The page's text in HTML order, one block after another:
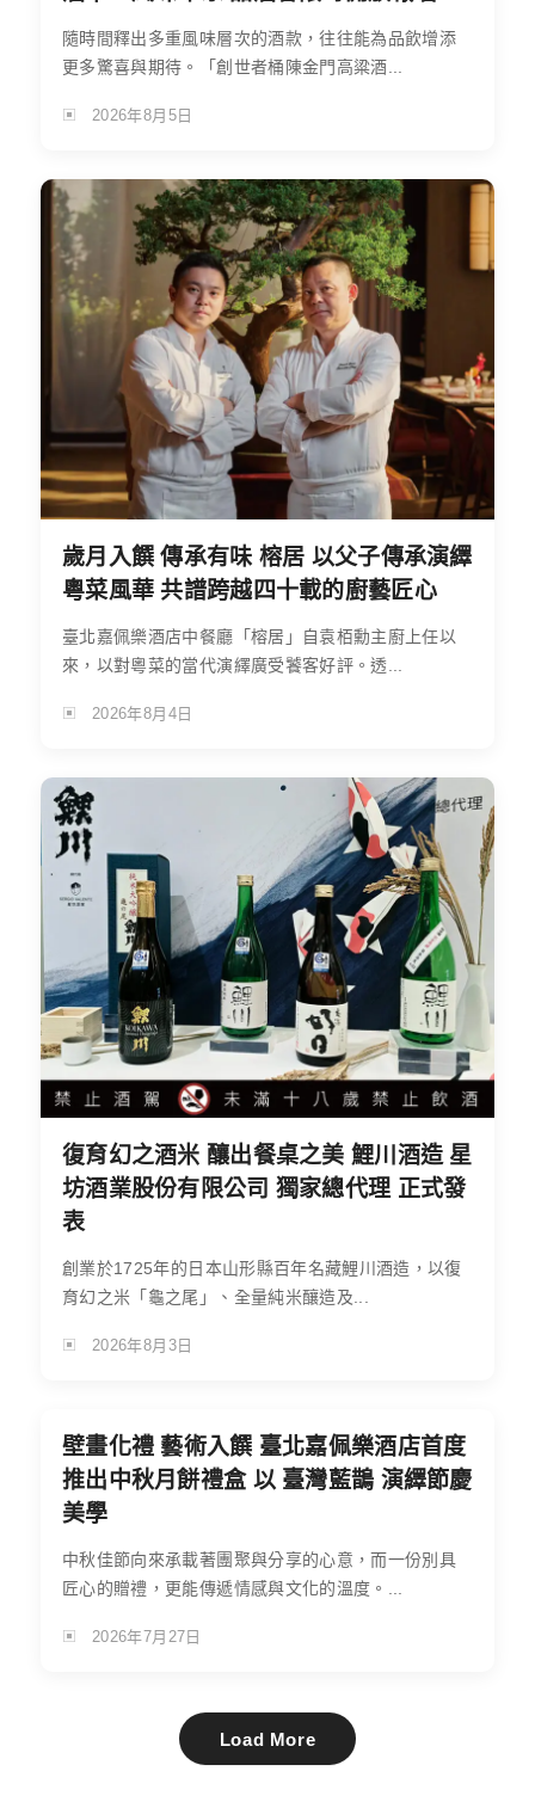
隨時間釋出多重風味層次的酒款，往往能為品飲增添
更多驚喜與期待。「創世者桶陳金門高粱酒...
2026年8月5日
歲月入饌 傳承有味 榕居 以父子傳承演繹
粵菜風華 共譜跨越四十載的廚藝匠心
臺北嘉佩樂酒店中餐廳「榕居」自袁栢勳主廚上任以
來，以對粵菜的當代演繹廣受饕客好評。透...
2026年8月4日
復育幻之酒米 釀出餐桌之美 鯉川酒造 星
坊酒業股份有限公司 獨家總代理 正式發
表
創業於1725年的日本山形縣百年名藏鯉川酒造，以復
育幻之米「龜之尾」、全量純米釀造及...
2026年8月3日
壁畫化禮 藝術入饌 臺北嘉佩樂酒店首度
推出中秋月餅禮盒 以 臺灣藍鵲 演繹節慶
美學
中秋佳節向來承載著團聚與分享的心意，而一份別具
匠心的贈禮，更能傳遞情感與文化的溫度。...
2026年7月27日
Load More